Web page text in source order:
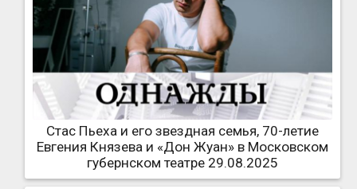
Стас Пьеха и его звездная семья, 70-летие
Евгения Князева и «Дон Жуан» в Московском
губернском театре 29.08.2025